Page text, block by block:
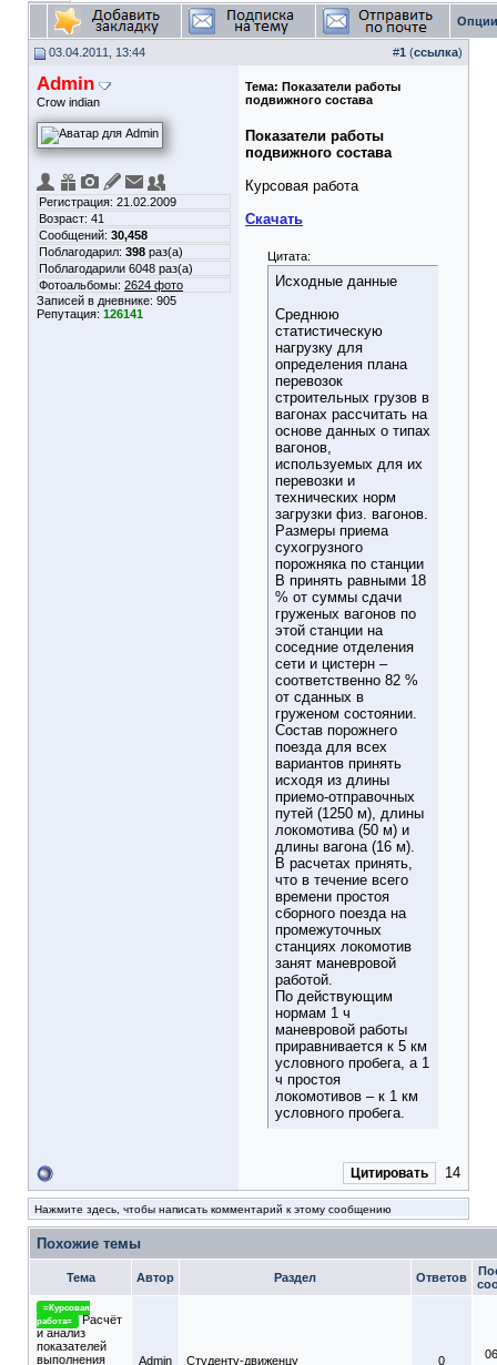
03.04.2011, 13:44 #1 (ссылка)
Admin
Crow indian
Регистрация: 21.02.2009
Возраст: 41
Сообщений: 30,458
Поблагодарил: 398 раз(а)
Поблагодарили 6048 раз(а)
Фотоальбомы: 2624 фото
Записей в дневнике: 905
Репутация: 126141
Тема: Показатели работы
подвижного состава
Показатели работы
подвижного состава
Курсовая работа
Скачать
Цитата:
Исходные данные
Среднюю
статистическую
нагрузку для
определения плана
перевозок
строительных грузов в
вагонах рассчитать на
основе данных о типах
вагонов,
используемых для их
перевозки и
технических норм
загрузки физ. вагонов.
Размеры приема
сухогрузного
порожняка по станции
В принять равными 18
% от суммы сдачи
груженых вагонов по
этой станции на
соседние отделения
сети и цистерн –
соответственно 82 %
от сданных в
груженом состоянии.
Состав порожнего
поезда для всех
вариантов принять
исходя из длины
приемо-отправочных
путей (1250 м), длины
локомотива (50 м) и
длины вагона (16 м).
В расчетах принять,
что в течение всего
времени простоя
сборного поезда на
промежуточных
станциях локомотив
занят маневровой
работой.
По действующим
нормам 1 ч
маневровой работы
приравнивается к 5 км
условного пробега, а 1
ч простоя
локомотивов – к 1 км
условного пробега.
Цитировать 14
Нажмите здесь, чтобы написать комментарий к этому сообщению
Похожие темы
Тема Автор Раздел Ответов
=Курсовая
работа=
Расчёт
и анализ
показателей
выполнения
Admin Студенту-движeнцу 0